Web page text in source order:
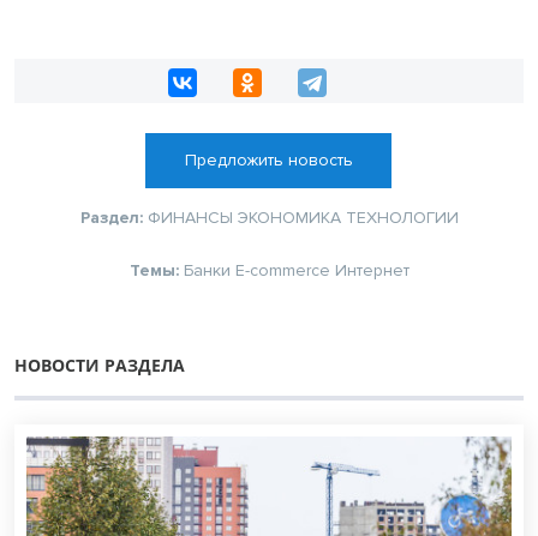
Предложить новость
Раздел: ФИНАНСЫ ЭКОНОМИКА ТЕХНОЛОГИИ
Темы: Банки E-commerce Интернет
НОВОСТИ РАЗДЕЛА